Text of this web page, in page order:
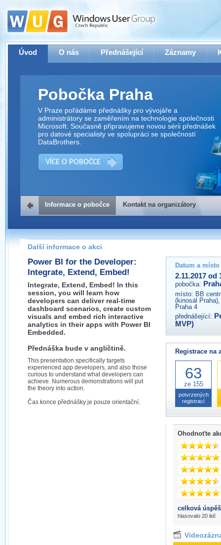
Úvod O nás Přednášející Záznamy
Pobočka Praha
V Praze pořádáme přednášky pro vývojáře a
administrátory se zaměřením na technologie společnosti
Microsoft. Současně připravujeme novou sérii přednášek
pro datové specialisty ve spolupráci se společností
DataBrothers.
VÍCE O POBOČCE
Kontakt na organizátory
Pokud máte jakýkoliv dotaz na organizátory této akce,
prosím neváhejte nás kontaktovat na e-mailu:
praha@wug.cz
Informace o pobočce Kontakt na organizátory
Další informace o akci
Power BI for the Developer:
Integrate, Extend, Embed!
Integrate, Extend, Embed! In this
session, you will learn how
developers can deliver real-time
dashboard scenarios, create custom
visuals and embed rich interactive
analytics in their apps with Power BI
Embedded.
Přednáška bude v angličtině.
This presentation specifically targets
experienced app developers, and also those
curious to understand what developers can
achieve. Numerous demonstrations will put
the theory into action.
Čas konce přednášky je pouze orientační.
Datum a
2.11.2017 od
pobočka:
místo: BB
(kinosál
Praha 4
přednášející:
MVP)
Registrace na
63
ze 155
potvrzených
registrací
Ohodnoťte
celková
hlasovalo 20 lidí